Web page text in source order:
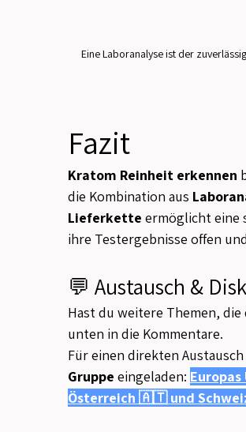
Eine Laboranalyse ist der
Fazit
Kratom Reinheit erkennen
die Kombination aus
Lieferkette ermöglicht eine
ihre Testergebnisse offen
💬 Austausch &
Hast du weitere Themen,
unten in die Kommentare.
Für einen direkten
Gruppe eingeladen:
Österreich 🇦🇹 und